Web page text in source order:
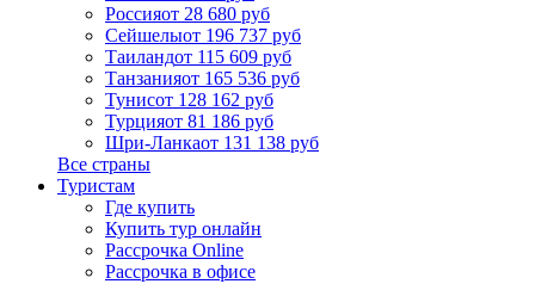
Россияот 28 680 руб
Сейшелыот 196 737 руб
Таиландот 115 609 руб
Танзанияот 165 536 руб
Тунисот 128 162 руб
Турцияот 81 186 руб
Шри-Ланкаот 131 138 руб
Все страны
Туристам
Где купить
Купить тур онлайн
Рассрочка Online
Рассрочка в офисе